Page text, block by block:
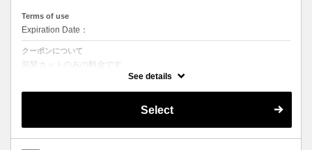
Terms of use
Expiration Date：
クーポンについて
前髪カットのみの料金です。
●その他のメニューとご一緒に選択された場合
See details
Select